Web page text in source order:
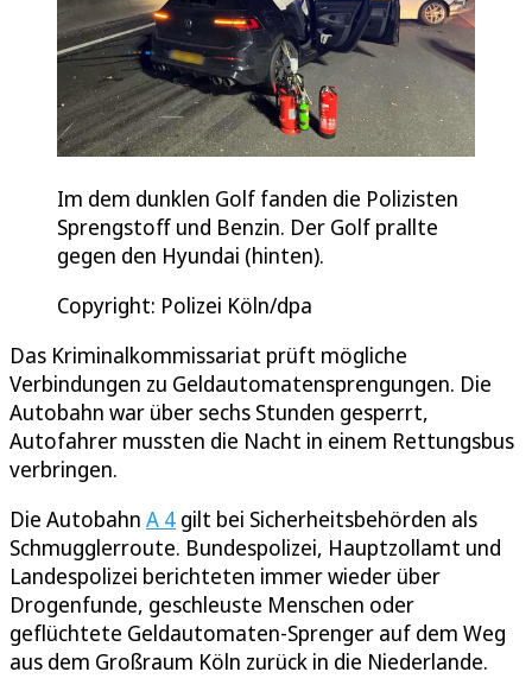
Im dem dunklen Golf fanden die Polizisten
Sprengstoff und Benzin. Der Golf prallte
gegen den Hyundai (hinten).
Copyright: Polizei Köln/dpa
Das Kriminalkommissariat prüft mögliche
Verbindungen zu Geldautomatensprengungen. Die
Autobahn war über sechs Stunden gesperrt,
Autofahrer mussten die Nacht in einem Rettungsbus
verbringen.
Die Autobahn A 4 gilt bei Sicherheitsbehörden als
Schmugglerroute. Bundespolizei, Hauptzollamt und
Landespolizei berichteten immer wieder über
Drogenfunde, geschleuste Menschen oder
geflüchtete Geldautomaten-Sprenger auf dem Weg
aus dem Großraum Köln zurück in die Niederlande.